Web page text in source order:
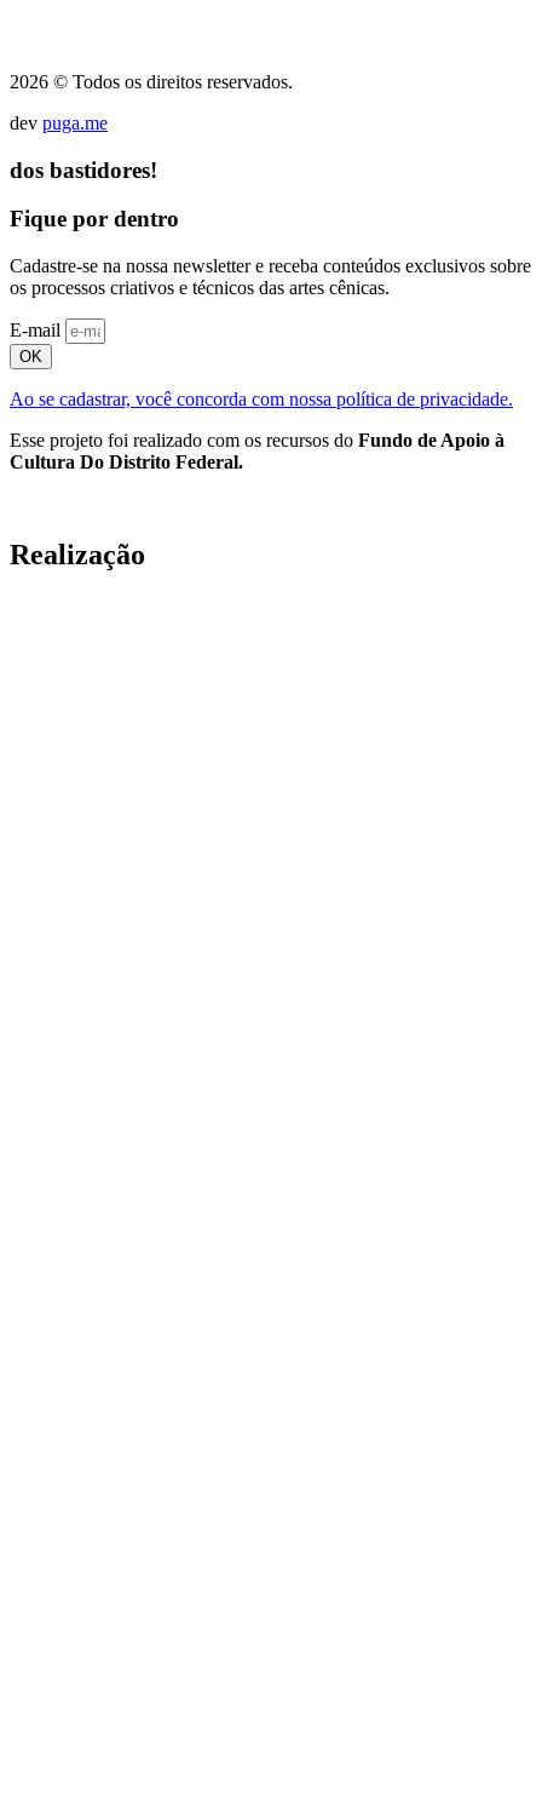
2026 © Todos os direitos reservados.
dev puga.me
dos bastidores!
Fique por dentro
Cadastre-se na nossa newsletter e receba conteúdos exclusivos sobre
os processos criativos e técnicos das artes cênicas.
E-mail
OK
Ao se cadastrar, você concorda com nossa política de privacidade.
Esse projeto foi realizado com os recursos do Fundo de Apoio à
Cultura Do Distrito Federal.
Realização